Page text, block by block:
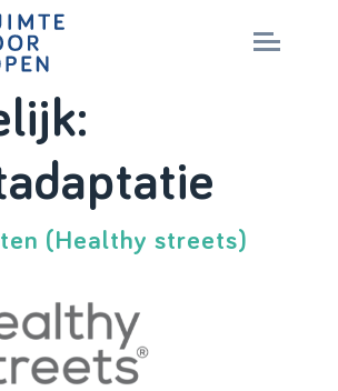
NIEUWS
KENNIS
CITY DEAL
(Healthy streets)